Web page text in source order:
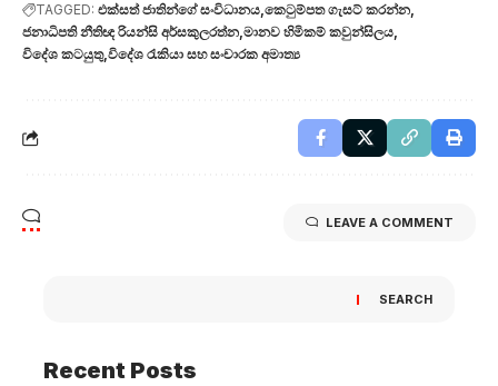
TAGGED: එක්සත් ජාතින්ගේ සංවිධානය කෙටුම්පත ගැසට් කරන්න
ජනාධිපති නීතිඥ රියන්සි අර්සකුලරත්න මානව හිමිකම් කවුන්සිලය
විදේශ කටයුතු විදේශ රැකියා සහ සංචාරක අමාත්‍ය
LEAVE A COMMENT
SEARCH
Recent Posts